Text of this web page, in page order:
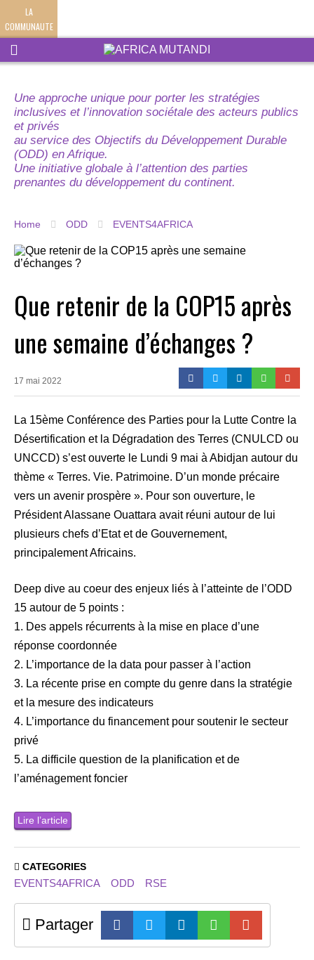
LA
COMMUNAUTE
Une approche unique pour porter les stratégies
inclusives et l’innovation sociétale des acteurs publics
et privés
au service des Objectifs du Développement Durable
(ODD) en Afrique.
Une initiative globale à l’attention des parties
prenantes du développement du continent.
Home ODD EVENTS4AFRICA
Que retenir de la COP15 après
une semaine d’échanges ?
17 mai 2022
La 15ème Conférence des Parties pour la Lutte Contre la
Désertification et la Dégradation des Terres (CNULCD ou
UNCCD) s’est ouverte le Lundi 9 mai à Abidjan autour du
thème « Terres. Vie. Patrimoine. D’un monde précaire
vers un avenir prospère ». Pour son ouverture, le
Président Alassane Ouattara avait réuni autour de lui
plusieurs chefs d’Etat et de Gouvernement,
principalement Africains.
Deep dive au coeur des enjeux liés à l’atteinte de l’ODD
15 autour de 5 points :
1. Des appels récurrents à la mise en place d’une
réponse coordonnée
2. L’importance de la data pour passer à l’action
3. La récente prise en compte du genre dans la stratégie
et la mesure des indicateurs
4. L’importance du financement pour soutenir le secteur
privé
5. La difficile question de la planification et de
l’aménagement foncier
Lire l’article
CATEGORIES
EVENTS4AFRICA ODD RSE
Partager